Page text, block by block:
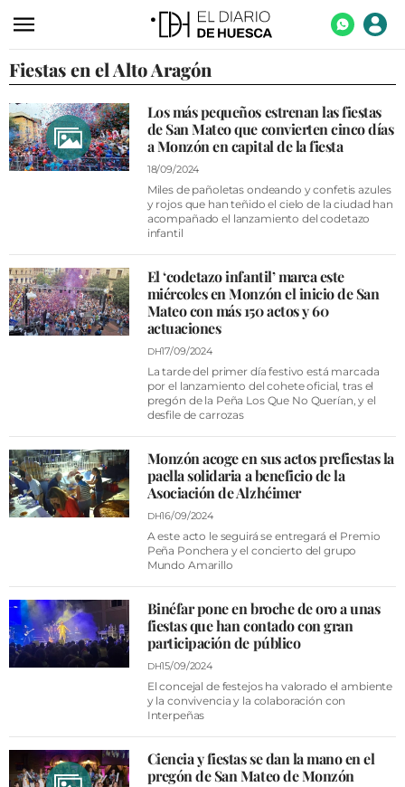
ACTUALIDAD
ECONOMÍA
TECNOLOGÍA
TURISMO
CULTURA
SOCIEDAD
OPINIÓN
CONTACTAR
FIESTAS EN EL ALTO ARAGÓN
FIESTAS DE SAN LORENZO
FARMACIAS
HORÓSCOPO
CLUB DEL AMIGO MILITANTE
INICIAR SESIÓN
Fiestas en el Alto Aragón
Los más pequeños estrenan las fiestas
de San Mateo que convierten cinco días
a Monzón en capital de la fiesta
18/09/2024
Miles de pañoletas ondeando y confetis azules
y rojos que han teñido el cielo de la ciudad han
acompañado el lanzamiento del codetazo
infantil
El ‘codetazo infantil’ marca este
miércoles en Monzón el inicio de San
Mateo con más 150 actos y 60
actuaciones
DH17/09/2024
La tarde del primer día festivo está marcada
por el lanzamiento del cohete oficial, tras el
pregón de la Peña Los Que No Querían, y el
desfile de carrozas
Monzón acoge en sus actos prefiestas la
paella solidaria a beneficio de la
Asociación de Alzhéimer
DH16/09/2024
A este acto le seguirá se entregará el Premio
Peña Ponchera y el concierto del grupo
Mundo Amarillo
Binéfar pone en broche de oro a unas
fiestas que han contado con gran
participación de público
DH15/09/2024
El concejal de festejos ha valorado el ambiente
y la convivencia y la colaboración con
Interpeñas
Ciencia y fiestas se dan la mano en el
pregón de San Mateo de Monzón